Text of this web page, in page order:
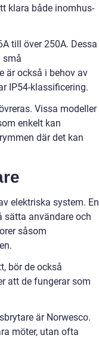
klara både inomhus-
till över 250A. Dessa
små
är också i behov av
IP54-klassificering.
Vissa modeller
enkelt kan
där det kan
elektriska system. En
sätta användare och
såsom
bör de också
att de fungerar som
är Norwesco.
möter, utan ofta